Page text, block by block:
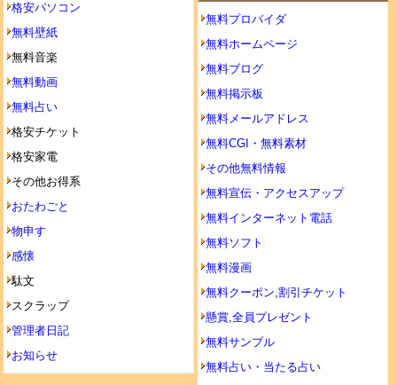
格安パソコン
無料壁紙
無料音楽
無料動画
無料占い
格安チケット
格安家電
その他お得系
おたわごと
物申す
感懐
駄文
スクラップ
管理者日記
お知らせ
無料プロバイダ
無料ホームページ
無料ブログ
無料掲示板
無料メールアドレス
無料CGI・無料素材
その他無料情報
無料宣伝・アクセスアップ
無料インターネット電話
無料ソフト
無料漫画
無料クーポン,割引チケット
懸賞,全員プレゼント
無料サンプル
無料占い・当たる占い